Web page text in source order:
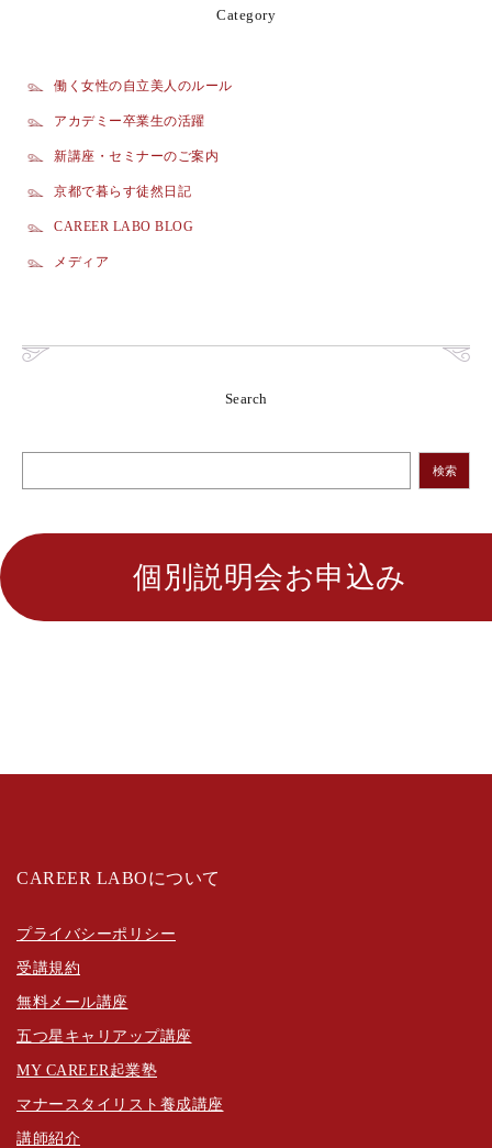
Category
働く女性の自立美人のルール
アカデミー卒業生の活躍
新講座・セミナーのご案内
京都で暮らす徒然日記
CAREER LABO BLOG
メディア
Search
検索
個別説明会お申込み
CAREER LABOについて
プライバシーポリシー
受講規約
無料メール講座
五つ星キャリアップ講座
MY CAREER起業塾
マナースタイリスト養成講座
講師紹介